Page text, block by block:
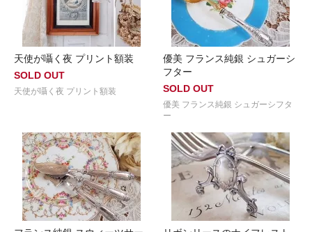
天使が囁く夜 プリント額装
SOLD OUT
天使が囁く夜 プリント額装
優美 フランス純銀 シュガーシ
フター
SOLD OUT
優美 フランス純銀 シュガーシフタ
ー